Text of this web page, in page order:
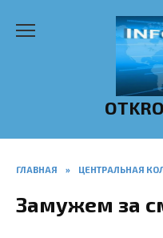
ГЛАВНАЯ » ЦЕНТРАЛЬНАЯ
Замужем за